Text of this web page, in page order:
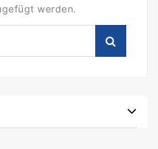
werden.